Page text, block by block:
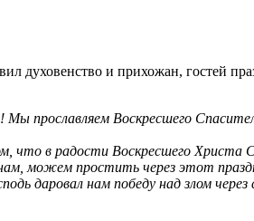
духовенство и прихожан, гостей
прославляем Воскресшего
что в радости Воскресшего Христа
можем простить через этот
даровал нам победу над злом через